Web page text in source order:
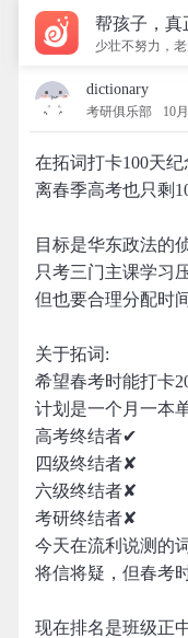
帮孩子，真
少壮不努力，
dictionary
考研俱乐部 10
在拓词打卡100天纪
离春季高考也只剩
目标是华东政法的
只考三门主课学习
但也要合理分配时
关于拓词:
希望春考时能打卡
计划是一个月一本
高考终结者✔
四级终结者✘
六级终结者✘
考研终结者✘
今天在流利说测的
将信将疑，但春考
现在排名是班级正